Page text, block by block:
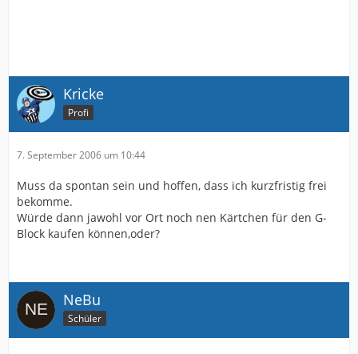
Kricke
Profi
7. September 2006 um 10:44
Muss da spontan sein und hoffen, dass ich kurzfristig frei
bekomme.
Würde dann jawohl vor Ort noch nen Kärtchen für den G-
Block kaufen können,oder?
NeBu
Schüler